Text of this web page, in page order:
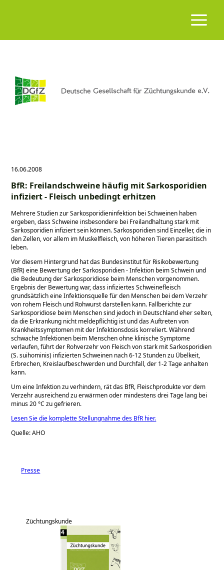
16.06.2008
BfR: Freilandschweine häufig mit Sarkosporidien
infiziert - Fleisch unbedingt erhitzen
Mehrere Studien zur Sarkosporidieninfektion bei Schweinen haben
ergeben, dass Schweine insbesondere bei Freilandhaltung stark mit
Sarkosporidien infiziert sein können. Sarkosporidien sind Einzeller, die in
den Zellen, vor allem im Muskelfleisch, von höheren Tieren parasitisch
leben.
Vor diesem Hintergrund hat das Bundesinstitut für Risikobewertung
(BfR) eine Bewertung der Sarkosporidien - Infektion beim Schwein und
die Bedeutung der Sarkosporidiose beim Menschen vorgenommen.
Ergebnis der Bewertung war, dass infiziertes Schweinefleisch
grundsätzlich eine Infektionsquelle für den Menschen bei dem Verzehr
von rohem Fleisch und Rohwurst darstellen kann. Fallberichte zur
Sarkosporidiose beim Menschen sind jedoch in Deutschland eher selten,
da die Erkrankung nicht meldepflichtig ist und das Auftreten von
Krankheitssymptomen mit der Infektionsdosis korreliert. Während
schwache Infektionen beim Menschen ohne klinische Symptome
verlaufen, führt der Rohverzehr von Fleisch von stark mit Sarkosporidien
(S. suihominis) infizierten Schweinen nach 6-12 Stunden zu Übelkeit,
Erbrechen, Kreislaufbeschwerden und Durchfall, der 1-2 Tage anhalten
kann.
Um eine Infektion zu verhindern, rät das BfR, Fleischprodukte vor dem
Verzehr ausreichend zu erwärmen oder mindestens drei Tage lang bei
minus 20 °C zu gefrieren.
Lesen Sie die komplette Stellungnahme des BfR hier.
Quelle: AHO
Presse
Züchtungskunde